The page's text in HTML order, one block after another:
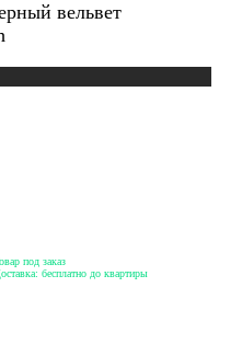
вельвет
под заказ
бесплатно до квартиры